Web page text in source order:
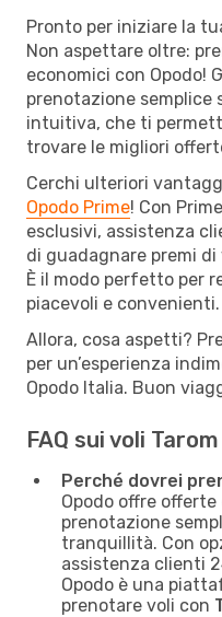
Pronto per iniziare la
Non aspettare oltre:
economici con Opodo!
prenotazione
intuitiva, che ti
trovare le migliori
Cerchi ulteriori
Opodo Prime! Con
esclusivi, assistenza
di guadagnare premi
È il modo perfetto per
piacevoli e convenienti.
Allora, cosa aspetti?
per un’esperienza
Opodo Italia. Buon
FAQ sui voli
Perché dovrei
Opodo offre
prenotazione
tranquillità. Con
assistenza clienti
Opodo è una
prenotare voli con